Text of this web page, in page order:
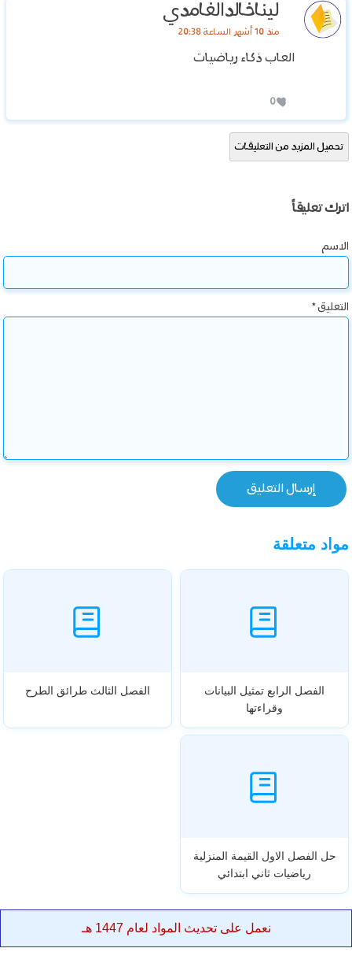
ليناخالدالغامدي
منذ 10 أشهر الساعة 20:38
‏العاب ذكاء رياضيات
0
تحميل المزيد من التعليقات
اترك تعليقاً
الاسم
التعليق*
مواد متعلقة
الفصل الرابع تمثيل البيانات
وقراءتها
الفصل الثالث طرائق الطرح
حل الفصل الاول القيمة المنزلية
رياضيات ثاني ابتدائي
نعمل على تحديث المواد لعام 1447 هـ